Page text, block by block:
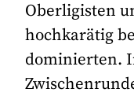
Oberligisten
hochkarätig
dominierten.